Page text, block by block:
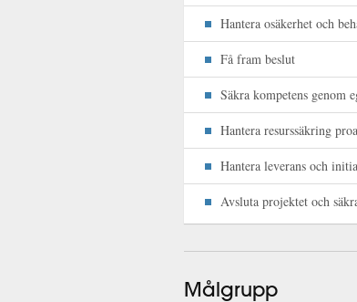
Hantera osäkerhet och
Få fram beslut
Säkra kompetens genom
Hantera resurssäkring
Hantera leverans och
Avsluta projektet och
Målgrupp